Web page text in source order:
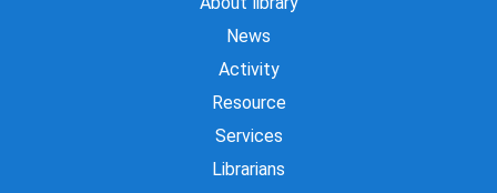
News
Activity
Resource
Services
Librarians